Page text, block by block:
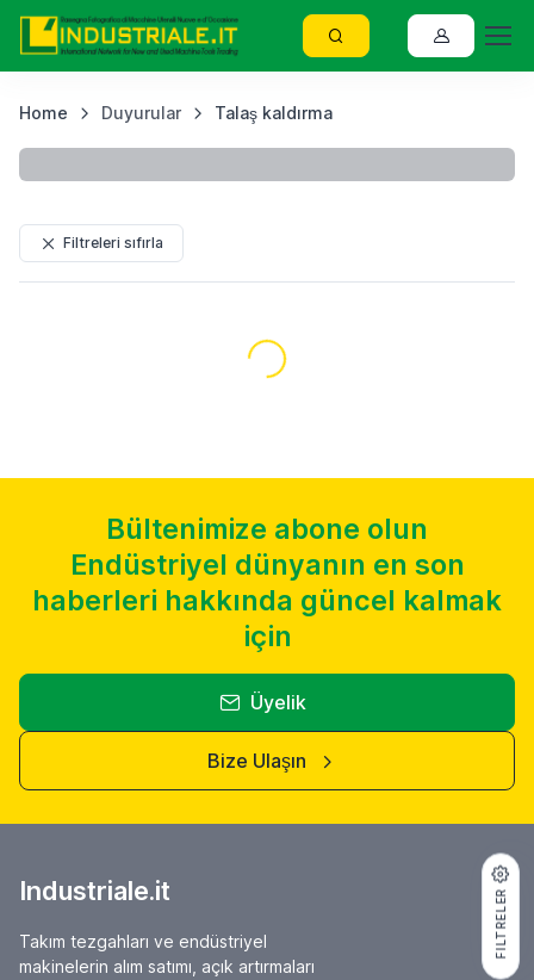
Home Duyurular Talaş kaldırma
Filtreleri sıfırla
Yükleniyor...
Bültenimize abone olun
Endüstriyel dünyanın en son
haberleri hakkında güncel kalmak
için
Üyelik
Bize Ulaşın
Industriale.it
Takım tezgahları ve endüstriyel
makinelerin alım satımı, açık artırmaları
FILTRELER